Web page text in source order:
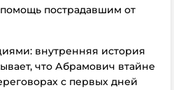
помощь пострадавшим от
внутренняя история
что Абрамович втайне
с первых дней